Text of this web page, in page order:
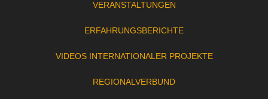
VERANSTALTUNGEN
ERFAHRUNGSBERICHTE
VIDEOS INTERNATIONALER PROJEKTE
REGIONALVERBUND